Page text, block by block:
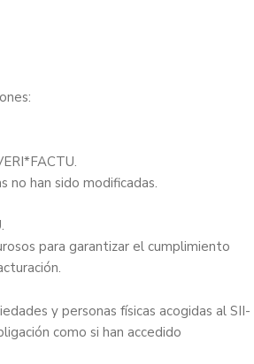
no han sido modificadas.
para garantizar el cumplimiento
y personas físicas acogidas al SII-
como si han accedido